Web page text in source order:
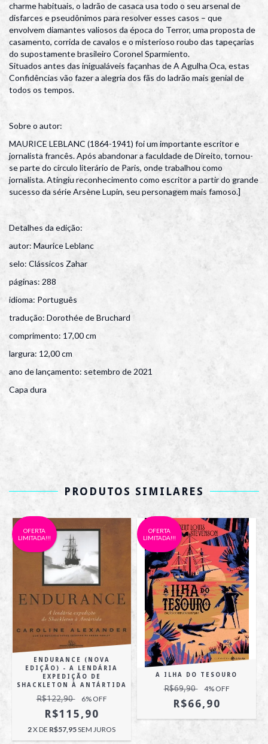
charme habituais, o ladrão de casaca usa todo o seu arsenal de
disfarces e pseudônimos para resolver esses casos – que
envolvem diamantes valiosos da época do Terror, uma proposta de
casamento, corrida de cavalos e o misterioso roubo das tapeçarias
do supostamente brasileiro Coronel Sparmiento.
Situados antes das inigualáveis façanhas de A Agulha Oca, estas
Confidências vão fazer a alegria dos fãs do ladrão mais genial de
todos os tempos.
Sobre o autor:
MAURICE LEBLANC (1864-1941) foi um importante escritor e
jornalista francês. Após abandonar a faculdade de Direito, tornou-
se parte do círculo literário de Paris, onde trabalhou como
jornalista. Atingiu reconhecimento como escritor a partir do grande
sucesso da série Arsène Lupin, seu personagem mais famoso.]
Detalhes da edição:
autor: Maurice Leblanc
selo: Clássicos Zahar
páginas: 288
idioma: Português
tradução: Dorothée de Bruchard
comprimento: 17,00 cm
largura: 12,00 cm
ano de lançamento: setembro de 2021
Capa dura
PRODUTOS SIMILARES
OFERTA
LIMITADA!!!
ENDURANCE (NOVA
EDIÇÃO) - A LENDÁRIA
EXPEDIÇÃO DE
SHACKLETON À ANTÁRTIDA
R$122,90 6% OFF
R$115,90
2X DE R$57,95SEM JUROS
OFERTA
LIMITADA!!!
A ILHA DO TESOURO
R$69,90 4% OFF
R$66,90